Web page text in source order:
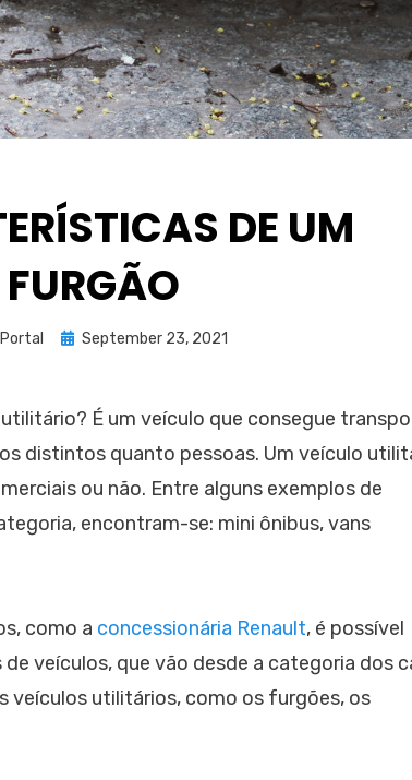
DE UM
FURGÃO
Portal
Posted
September 23, 2021
É um veículo que consegue
distintos quanto pessoas. Um veículo
ou não. Entre alguns exemplos de
encontram-se: mini ônibus, vans
como a concessionária Renault, é possível
veículos, que vão desde a categoria dos
veículos utilitários, como os furgões, os